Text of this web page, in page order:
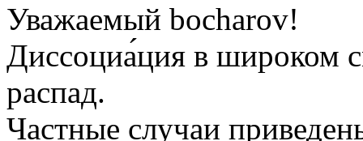
Уважаемый bocharov!
Диссоциа́ция в широком
распад.
Частные случаи